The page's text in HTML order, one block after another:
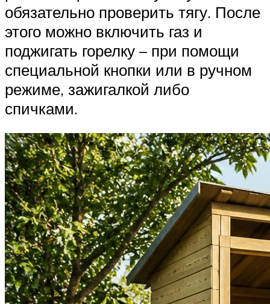
обязательно проверить тягу. После
этого можно включить газ и
поджигать горелку – при помощи
специальной кнопки или в ручном
режиме, зажигалкой либо
спичками.